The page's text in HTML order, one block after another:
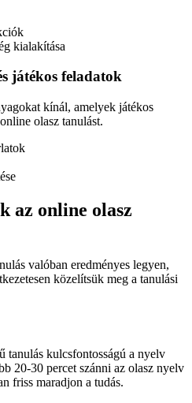
kialakítása
játékos feladatok
kínál, amelyek játékos
olasz tanulást.
az online olasz
valóban eredményes legyen,
közelítsük meg a tanulási
tanulás kulcsfontosságú a nyelv
20-30 percet szánni az olasz nyelv
friss maradjon a tudás.